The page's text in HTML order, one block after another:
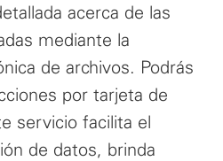
acerca de las
mediante la
de archivos. Podrás
por tarjeta de
servicio facilita el
de datos, brinda